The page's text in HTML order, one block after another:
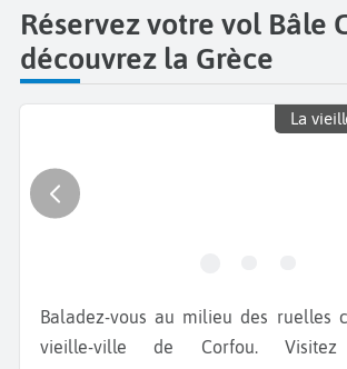
Réservez votre vol Bâle
découvrez la Grèce
La
Baladez-vous au milieu des ruelles colorées de la
vieille-ville de Corfou.